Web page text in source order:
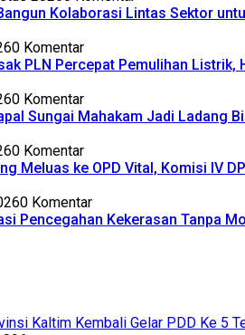
Kolaborasi Lintas Sektor
0 Komentar
PLN Percepat Pemulihan
0 Komentar
Sungai Mahakam Jadi Ladang
0 Komentar
Meluas ke OPD Vital, Komisi IV
0 Komentar
Pencegahan Kekerasan Tanpa